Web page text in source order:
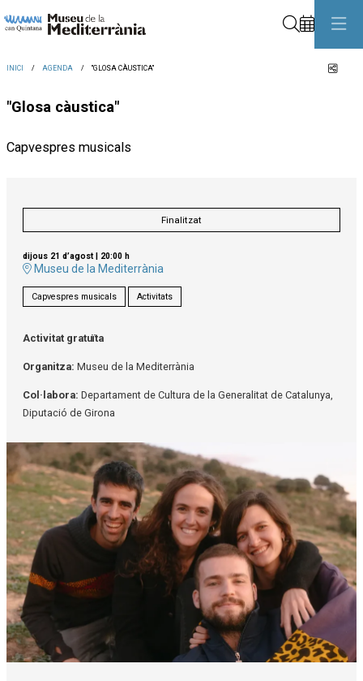
INICI AGENDA "GLOSA CÀUSTICA"
"Glosa càustica"
Capvespres musicals
Finalitzat
dijous 21 d’agost | 20:00 h
Museu de la Mediterrània
Capvespres musicals Activitats
Activitat gratuïta
Organitza: Museu de la Mediterrània
Col·labora: Departament de Cultura de la Generalitat de Catalunya,
Diputació de Girona